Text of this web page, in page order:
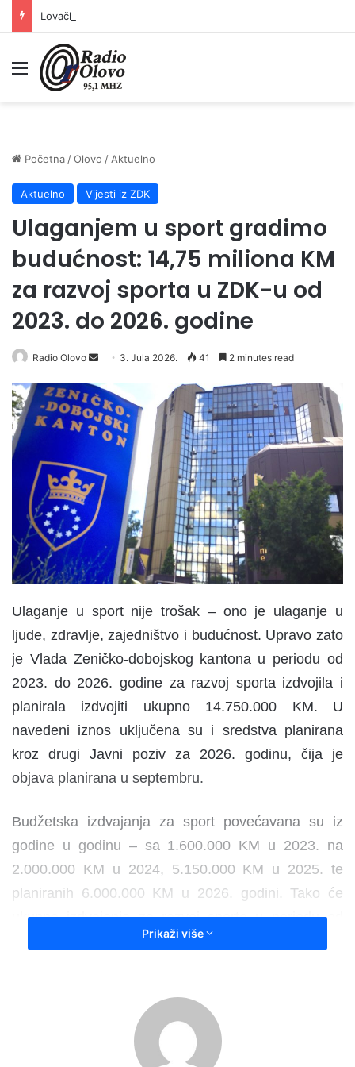
Lovačkim društvima podrška u iznosu od 138.000 KM
Meni
Početna /Olovo / Aktuelno
Aktuelno Vijesti iz ZDK
Ulaganjem u sport gradimo
budućnost: 14,75 miliona KM
za razvoj sporta u ZDK-u od
2023. do 2026. godine
Radio Olovo
n
d
a
e
m
a
3. Jula 2026. 41 2 minutes read
Ulaganje u sport nije trošak – ono je ulaganje u
ljude, zdravlje, zajedništvo i budućnost. Upravo zato
je Vlada Zeničko-dobojskog kantona u periodu od
2023. do 2026. godine za razvoj sporta izdvojila i
planirala izdvojiti ukupno 14.750.000 KM. U
navedeni iznos uključena su i sredstva planirana
kroz drugi Javni poziv za 2026. godinu, čija je
objava planirana u septembru.
Budžetska izdvajanja za sport povećavana su iz
godine u godinu – sa 1.600.000 KM u 2023. na
2.000.000 KM u 2024, 5.150.000 KM u 2025. te
planiranih 6.000.000 KM u 2026. godini. Tako će
ukupna izdvajanja za razvoj sporta u periodu od
2023. do 2026. godine dostići 14.750.000 KM.
pokazuje opredijeljenost Vlade Zeničko-dobojskog
kantona da sportistima, sportskim klubovima,
savezima i sportskim radnicima osigura stabilnu i
Prikaži više